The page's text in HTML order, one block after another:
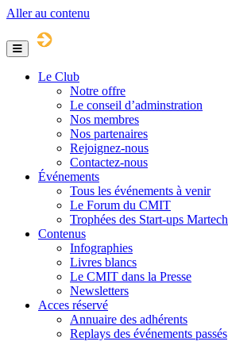
Aller au contenu
Menu
Le Club
Notre offre
Le conseil d’adminstration
Nos membres
Nos partenaires
Rejoignez-nous
Contactez-nous
Événements
Tous les événements à venir
Le Forum du CMIT
Trophées des Start-ups Martech
Contenus
Infographies
Livres blancs
Le CMIT dans la Presse
Newsletters
Acces réservé
Annuaire des adhérents
Replays des événements passés